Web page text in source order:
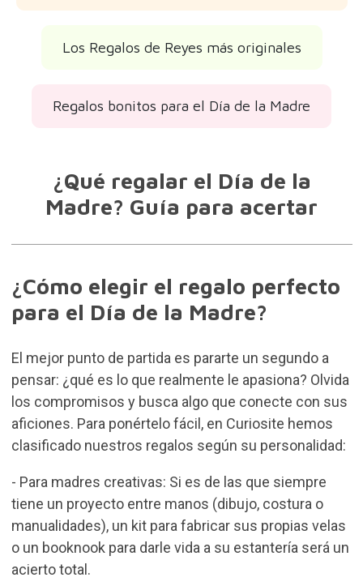
Los Regalos de Reyes más originales
Regalos bonitos para el Día de la Madre
¿Qué regalar el Día de la
Madre? Guía para acertar
¿Cómo elegir el regalo perfecto
para el Día de la Madre?
El mejor punto de partida es pararte un segundo a
pensar: ¿qué es lo que realmente le apasiona? Olvida
los compromisos y busca algo que conecte con sus
aficiones. Para ponértelo fácil, en Curiosite hemos
clasificado nuestros regalos según su personalidad:
- Para madres creativas: Si es de las que siempre
tiene un proyecto entre manos (dibujo, costura o
manualidades), un kit para fabricar sus propias velas
o un booknook para darle vida a su estantería será un
acierto total.